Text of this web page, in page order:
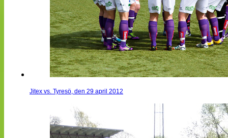
Jitex vs. Tyresö, den 29 april 2012